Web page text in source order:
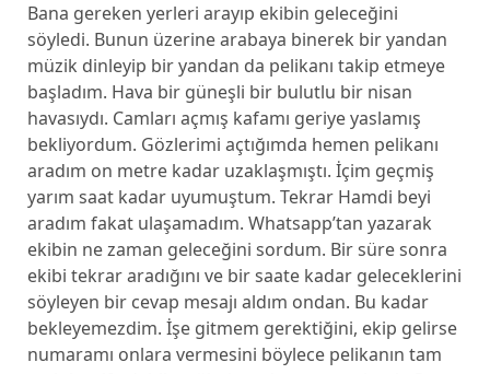
Bana gereken yerleri arayıp ekibin geleceğini
söyledi. Bunun üzerine arabaya binerek bir yandan
müzik dinleyip bir yandan da pelikanı takip etmeye
başladım. Hava bir güneşli bir bulutlu bir nisan
havasıydı. Camları açmış kafamı geriye yaslamış
bekliyordum. Gözlerimi açtığımda hemen pelikanı
aradım on metre kadar uzaklaşmıştı. İçim geçmiş
yarım saat kadar uyumuştum. Tekrar Hamdi beyi
aradım fakat ulaşamadım. Whatsapp’tan yazarak
ekibin ne zaman geleceğini sordum. Bir süre sonra
ekibi tekrar aradığını ve bir saate kadar geleceklerini
söyleyen bir cevap mesajı aldım ondan. Bu kadar
bekleyemezdim. İşe gitmem gerektiğini, ekip gelirse
numaramı onlara vermesini böylece pelikanın tam